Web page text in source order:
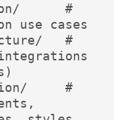
#
use cases
#
#